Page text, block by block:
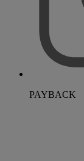
PAYBACK